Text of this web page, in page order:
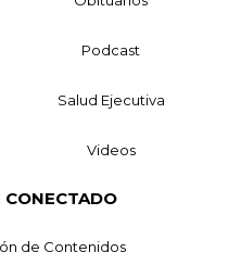
Podcast
Salud Ejecutiva
Videos
CONECTADO
de Contenidos